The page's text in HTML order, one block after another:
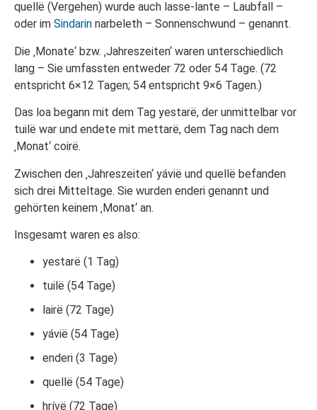
quellë (Vergehen) wurde auch lasse-lante – Laubfall –
oder im Sindarin narbeleth – Sonnenschwund – genannt.
Die ‚Monate‘ bzw. ‚Jahreszeiten‘ waren unterschiedlich
lang – Sie umfassten entweder 72 oder 54 Tage. (72
entspricht 6×12 Tagen; 54 entspricht 9×6 Tagen.)
Das loa begann mit dem Tag yestarë, der unmittelbar vor
tuilë war und endete mit mettarë, dem Tag nach dem
‚Monat‘ coirë.
Zwischen den ‚Jahreszeiten‘ yávië und quellë befanden
sich drei Mitteltage. Sie wurden enderi genannt und
gehörten keinem ‚Monat‘ an.
Insgesamt waren es also:
yestarë (1 Tag)
tuilë (54 Tage)
lairë (72 Tage)
yávië (54 Tage)
enderi (3 Tage)
quellë (54 Tage)
hrívë (72 Tage)